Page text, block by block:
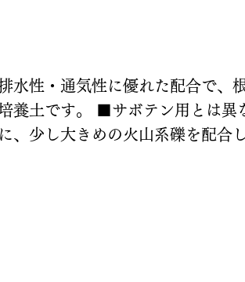
水性・通気性に優れた配合で、
養土です。 ■サボテン用とは異
、少し大きめの火山系礫を配合